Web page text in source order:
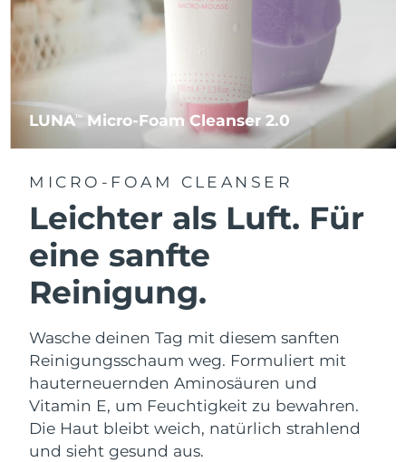
LUNATM Micro-Foam Cleanser 2.0
MICRO-FOAM CLEANSER
Leichter als Luft. Für
eine sanfte
Reinigung.
Wasche deinen Tag mit diesem sanften
Reinigungsschaum weg. Formuliert mit
hauterneuernden Aminosäuren und
Vitamin E, um Feuchtigkeit zu bewahren.
Die Haut bleibt weich, natürlich strahlend
und sieht gesund aus.